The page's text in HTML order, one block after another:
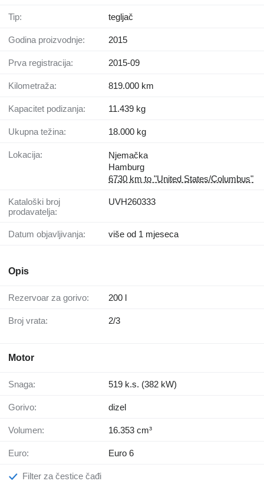
Tip: tegljač
Godina proizvodnje: 2015
Prva registracija: 2015-09
Kilometraža: 819.000 km
Kapacitet podizanja: 11.439 kg
Ukupna težina: 18.000 kg
Lokacija:
Njemačka
Hamburg
6730 km to "United States/Columbus"
Kataloški broj
prodavatelja:
UVH260333
Datum objavljivanja: više od 1 mjeseca
Opis
Rezervoar za gorivo: 200 l
Broj vrata: 2/3
Motor
Snaga: 519 k.s. (382 kW)
Gorivo: dizel
Volumen: 16.353 cm³
Euro: Euro 6
Filter za čestice čađi